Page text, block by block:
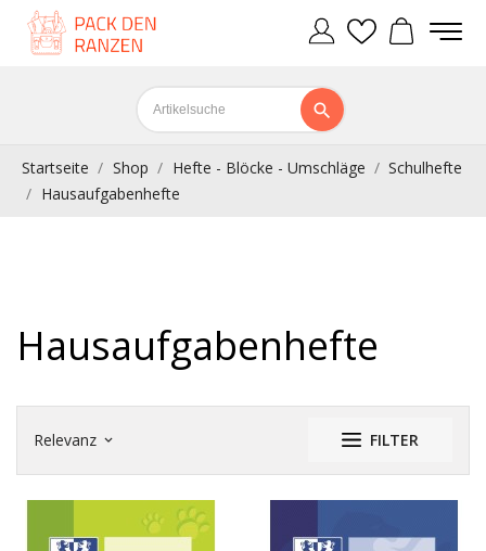
Startseite Shop Hefte - Blöcke - Umschläge
Schulhefte
Hausaufgabenhefte
Hausaufgabenhefte
Relevanz keyboard_arrow_down FILTER